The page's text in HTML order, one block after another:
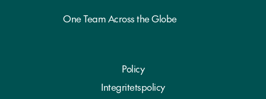
One Team Across the Globe
Policy
Integritetspolicy